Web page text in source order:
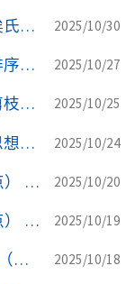
【GESP】C++五级真题（数论、埃氏筛思想考点） luogu-B3969 [GESP202403 五级] B-smooth 数 2025/10/30
【GESP】C++五级真题（结构体排序考点） luogu-B3968 [GESP202403 五级] 成绩排序 2025/10/27
【GESP】C++五级真题（贪心和剪枝思想） luogu-B3930 [GESP202312 五级] 烹饪问题 2025/10/25
【GESP】C++五级真题（埃氏筛思想考点） luogu-B3929 [GESP202312 五级] 小杨的幸运数 2025/10/24
【GESP】C++五级真题（贪心考点） luogu-B3872 [GESP202309 五级] 巧夺大奖 2025/10/20
【GESP】C++五级真题（数论考点） luogu-B3871 [GESP202309 五级] 因数分解 2025/10/19
【GESP】C++五级(四级也可)练习（四级排序考点） luogu-B3951 [GESP样题 五级] 小杨的队列 2025/10/18